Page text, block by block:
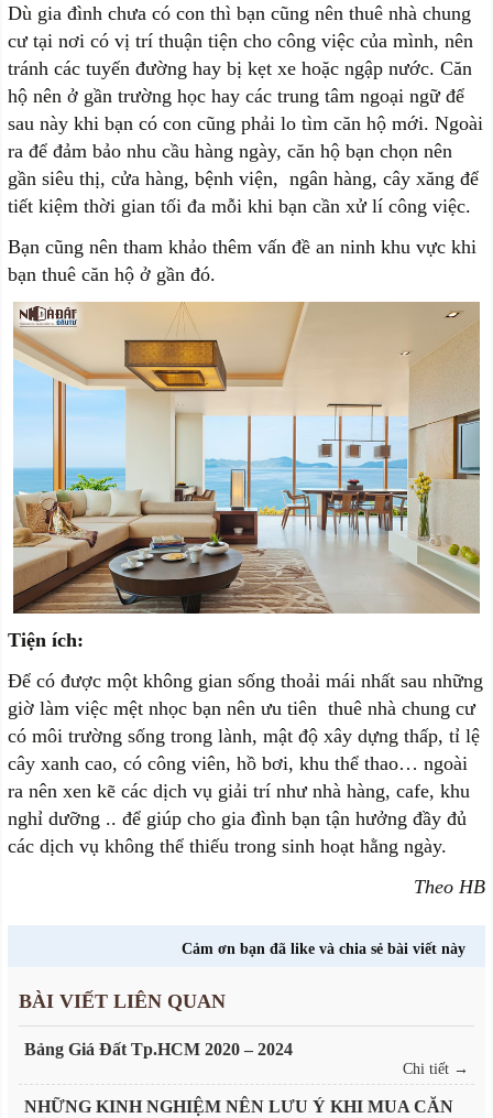
Dù gia đình chưa có con thì bạn cũng nên thuê nhà chung
cư tại nơi có vị trí thuận tiện cho công việc của mình, nên
tránh các tuyến đường hay bị kẹt xe hoặc ngập nước. Căn
hộ nên ở gần trường học hay các trung tâm ngoại ngữ để
sau này khi bạn có con cũng phải lo tìm căn hộ mới. Ngoài
ra để đảm bảo nhu cầu hàng ngày, căn hộ bạn chọn nên
gần siêu thị, cửa hàng, bệnh viện, ngân hàng, cây xăng để
tiết kiệm thời gian tối đa mỗi khi bạn cần xử lí công việc.
Bạn cũng nên tham khảo thêm vấn đề an ninh khu vực khi
bạn thuê căn hộ ở gần đó.
Tiện ích:
Để có được một không gian sống thoải mái nhất sau những
giờ làm việc mệt nhọc bạn nên ưu tiên thuê nhà chung cư
có môi trường sống trong lành, mật độ xây dựng thấp, tỉ lệ
cây xanh cao, có công viên, hồ bơi, khu thể thao… ngoài
ra nên xen kẽ các dịch vụ giải trí như nhà hàng, cafe, khu
nghỉ dưỡng .. để giúp cho gia đình bạn tận hưởng đầy đủ
các dịch vụ không thể thiếu trong sinh hoạt hằng ngày.
Theo HB
Cảm ơn bạn đã like và chia sẻ bài viết này
BÀI VIẾT LIÊN QUAN
Bảng Giá Đất Tp.HCM 2020 – 2024
Chi tiết →
NHỮNG KINH NGHIỆM NÊN LƯU Ý KHI MUA CĂN